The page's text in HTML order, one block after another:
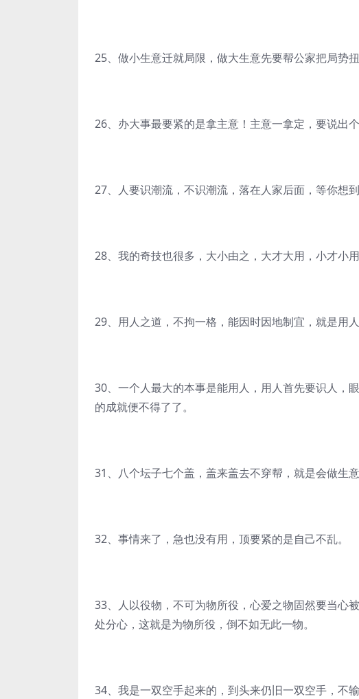
25、做小生意迁就局限，做大生意先要帮公家把局势
26、办大事最要紧的是拿主意！主意一拿定，要说出个
27、人要识潮流，不识潮流，落在人家后面，等你想
28、我的奇技也很多，大小由之，大才大用，小才小
29、用人之道，不拘一格，能因时因地制宜，就是用人
30、一个人最大的本事是能用人，用人首先要识人，
的成就便不得了了。
31、八个坛子七个盖，盖来盖去不穿帮，就是会做生意
32、事情来了，急也没有用，顶要紧的是自己不乱。
33、人以役物，不可为物所役，心爱之物固然要当心
处分心，这就是为物所役，倒不如无此一物。
34、我是一双空手起来的，到头来仍旧一双空手，不